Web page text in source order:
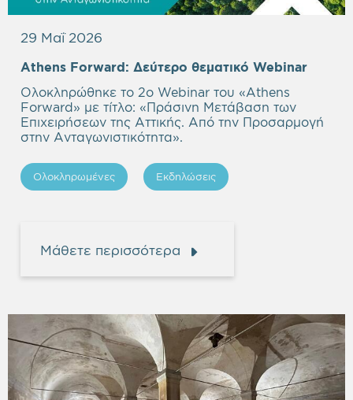
29 Μαΐ 2026
Athens Forward: Δεύτερο θεματικό Webinar
Ολοκληρώθηκε το 2ο Webinar του «Athens
Forward» με τίτλο: «Πράσινη Μετάβαση των
Επιχειρήσεων της Αττικής. Από την Προσαρμογή
στην Ανταγωνιστικότητα».
Ολοκληρωμένες Εκδηλώσεις
Μάθετε περισσότερα